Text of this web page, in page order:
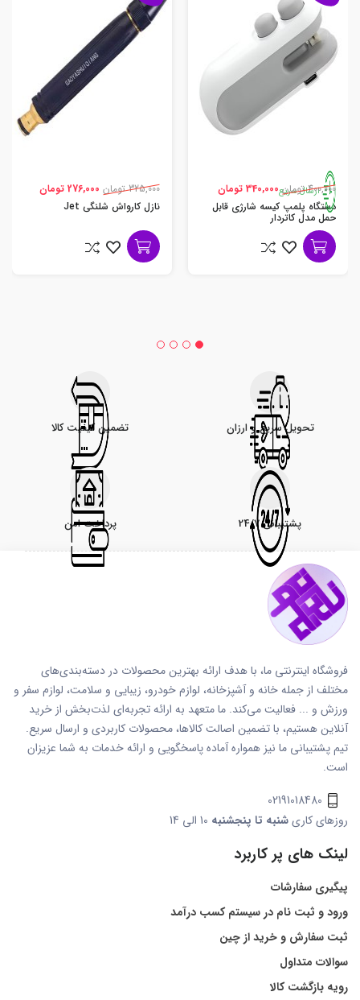
ارسال سریع400,000 تومان
340,000 تومان
دستگاه پلمپ کیسه شارژی قابل
حمل مدل کاتردار
325,000 تومان
276,000 تومان
نازل کارواش شلنگی Jet
تحویل سریع و ارزان تضمین کیفیت کالا
پشتیبانی 24/7 پرداخت امن
فروشگاه اینترنتی ما، با هدف ارائه بهترین محصولات در دسته‌بندی‌های
مختلف از جمله خانه و آشپزخانه، لوازم خودرو، زیبایی و سلامت، لوازم سفر و
ورزش و ... فعالیت می‌کند. ما متعهد به ارائه تجربه‌ای لذت‌بخش از خرید
آنلاین هستیم، با تضمین اصالت کالاها، محصولات کاربردی و ارسال سریع.
تیم پشتیبانی ما نیز همواره آماده پاسخگویی و ارائه خدمات به شما عزیزان
است.
02191018480
روزهای کاریشنبه تا پنجشنبه
لینک های پر کاربرد
پیگیری سفارشات
ورود و ثبت نام در سیستم کسب درآمد
ثبت سفارش و خرید از چین
سوالات متداول
رویه بازگشت کالا